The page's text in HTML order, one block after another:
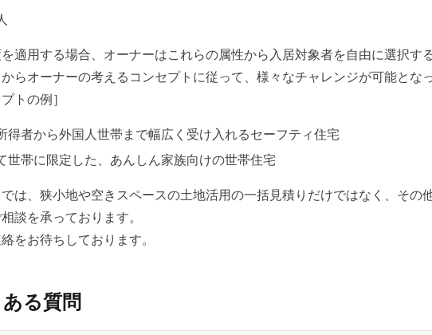
適用する場合、オーナーはこれらの属性から入居対象者を自由に選択す
らオーナーの考えるコンセプトに従って、様々なチャレンジが可能とな
トの例］
得者から外国人世帯まで幅広く受け入れるセーフティ住宅
世帯に限定した、あんしん家族向けの世帯住宅
は、狭小地や空きスペースの土地活用の一括見積りだけではなく、その
談を承っております。
をお待ちしております。
る質問